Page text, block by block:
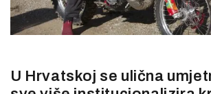
U Hrvatskoj se ulična